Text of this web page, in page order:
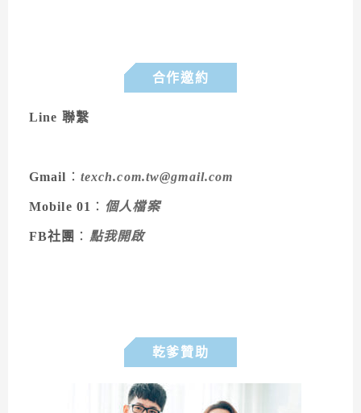
合作邀約
Line 聯繫
Gmail ： texch.com.tw@gmail.com
Mobile 01 ： 個人檔案
FB社團 ： 點我開啟
乾爹贊助